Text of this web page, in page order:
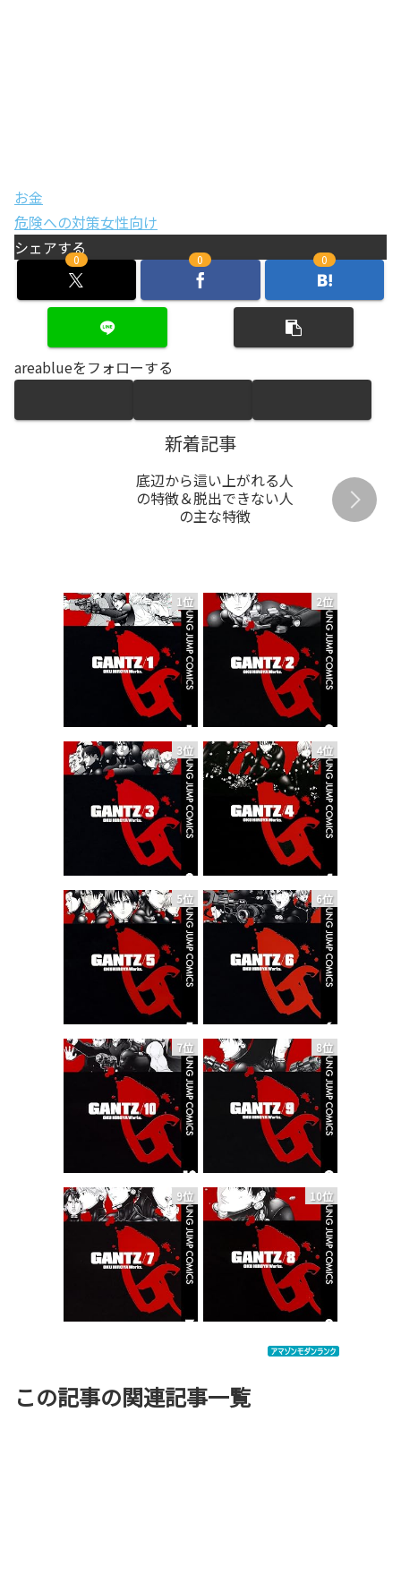
お金
危険への対策女性向け
シェアする
0 0 0
areablueをフォローする
新着記事
底辺から這い上がれる人
の特徴＆脱出できない人
の主な特徴
1位 2位
3位 4位
5位 6位
7位 8位
9位 10位
この記事の関連記事一覧